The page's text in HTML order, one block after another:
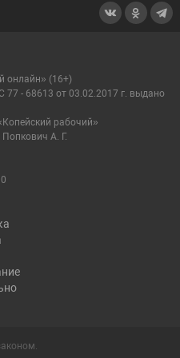
область — Большая
губернатором
детский сад №50
об опасности
диспансеризацию
онлайн» (16+)
- 68613 от 03.02.2017 г. выдано
рабочий»
А. Г.